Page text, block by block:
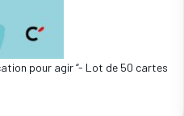
pour agir “- Lot de 50 cartes